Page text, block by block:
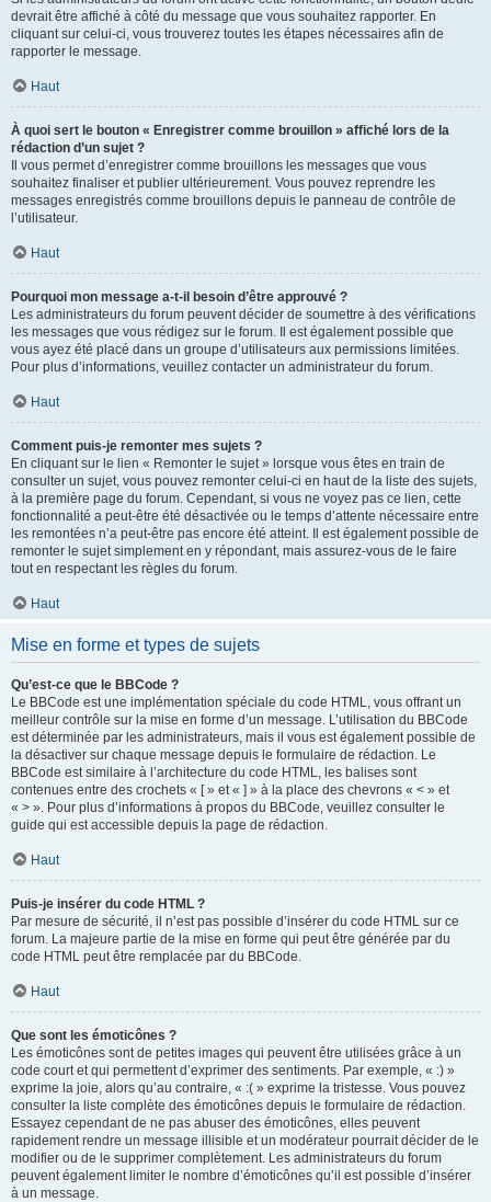
devrait être affiché à côté du message que vous souhaitez rapporter. En
cliquant sur celui-ci, vous trouverez toutes les étapes nécessaires afin de
rapporter le message.
Haut
À quoi sert le bouton « Enregistrer comme brouillon » affiché lors de la
rédaction d’un sujet ?
Il vous permet d’enregistrer comme brouillons les messages que vous
souhaitez finaliser et publier ultérieurement. Vous pouvez reprendre les
messages enregistrés comme brouillons depuis le panneau de contrôle de
l’utilisateur.
Haut
Pourquoi mon message a-t-il besoin d’être approuvé ?
Les administrateurs du forum peuvent décider de soumettre à des vérifications
les messages que vous rédigez sur le forum. Il est également possible que
vous ayez été placé dans un groupe d’utilisateurs aux permissions limitées.
Pour plus d’informations, veuillez contacter un administrateur du forum.
Haut
Comment puis-je remonter mes sujets ?
En cliquant sur le lien « Remonter le sujet » lorsque vous êtes en train de
consulter un sujet, vous pouvez remonter celui-ci en haut de la liste des sujets,
à la première page du forum. Cependant, si vous ne voyez pas ce lien, cette
fonctionnalité a peut-être été désactivée ou le temps d’attente nécessaire entre
les remontées n’a peut-être pas encore été atteint. Il est également possible de
remonter le sujet simplement en y répondant, mais assurez-vous de le faire
tout en respectant les règles du forum.
Haut
Mise en forme et types de sujets
Qu’est-ce que le BBCode ?
Le BBCode est une implémentation spéciale du code HTML, vous offrant un
meilleur contrôle sur la mise en forme d’un message. L’utilisation du BBCode
est déterminée par les administrateurs, mais il vous est également possible de
la désactiver sur chaque message depuis le formulaire de rédaction. Le
BBCode est similaire à l’architecture du code HTML, les balises sont
contenues entre des crochets « [ » et « ] » à la place des chevrons « < » et
« > ». Pour plus d’informations à propos du BBCode, veuillez consulter le
guide qui est accessible depuis la page de rédaction.
Haut
Puis-je insérer du code HTML ?
Par mesure de sécurité, il n’est pas possible d’insérer du code HTML sur ce
forum. La majeure partie de la mise en forme qui peut être générée par du
code HTML peut être remplacée par du BBCode.
Haut
Que sont les émoticônes ?
Les émoticônes sont de petites images qui peuvent être utilisées grâce à un
code court et qui permettent d’exprimer des sentiments. Par exemple, « :) »
exprime la joie, alors qu’au contraire, « :( » exprime la tristesse. Vous pouvez
consulter la liste complète des émoticônes depuis le formulaire de rédaction.
Essayez cependant de ne pas abuser des émoticônes, elles peuvent
rapidement rendre un message illisible et un modérateur pourrait décider de le
modifier ou de le supprimer complètement. Les administrateurs du forum
peuvent également limiter le nombre d’émoticônes qu’il est possible d’insérer
à un message.